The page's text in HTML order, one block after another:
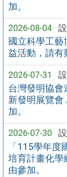
加。
2026-08-04
國立科學工
益活動，請有
2026-07-31
台灣發明協會
新發明展覽會
加。
2026-07-30
「115學年
培育計畫化學
由參加。